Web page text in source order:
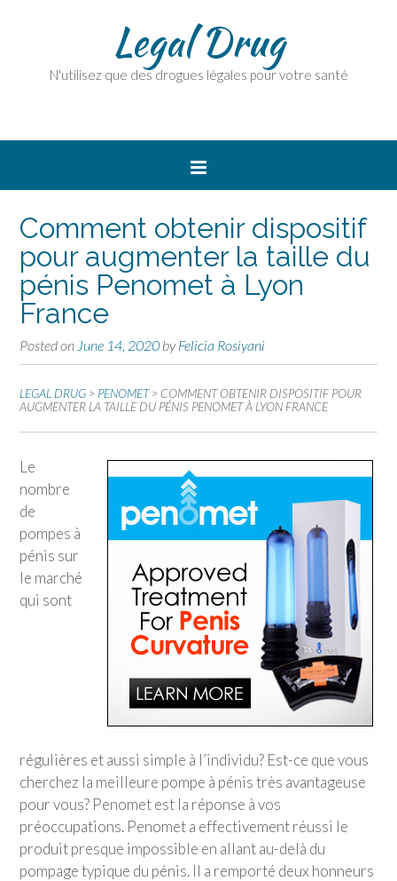
Legal Drug
N'utilisez que des drogues légales pour votre santé
Comment obtenir dispositif
pour augmenter la taille du
pénis Penomet à Lyon
France
Posted on June 14, 2020 byFelicia Rosiyani
LEGAL DRUG > PENOMET > COMMENT OBTENIR DISPOSITIF POUR
AUGMENTER LA TAILLE DU PÉNIS PENOMET À LYON FRANCE
Le
nombre
de
pompes à
pénis sur
le marché
qui sont
régulières et aussi simple à l’individu? Est-ce que vous
cherchez la meilleure pompe à pénis très avantageuse
pour vous? Penomet est la réponse à vos
préoccupations. Penomet a effectivement réussi le
produit presque impossible en allant au-delà du
pompage typique du pénis. Il a remporté deux honneurs